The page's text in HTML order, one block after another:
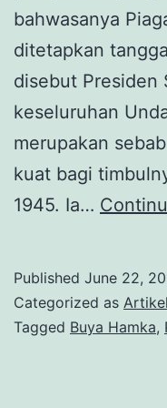
bahwasanya
ditetapkan
disebut Presiden
keseluruhan
merupakan
kuat bagi
1945. Ia…
Published June 22,
Categorized as Artikel
Tagged Buya Hamka,